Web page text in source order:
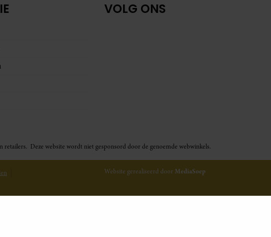
VOLG ONS
Deze website wordt niet gesponsord door de genoemde webwinkels.
Website gerealiseerd door MediaSoep